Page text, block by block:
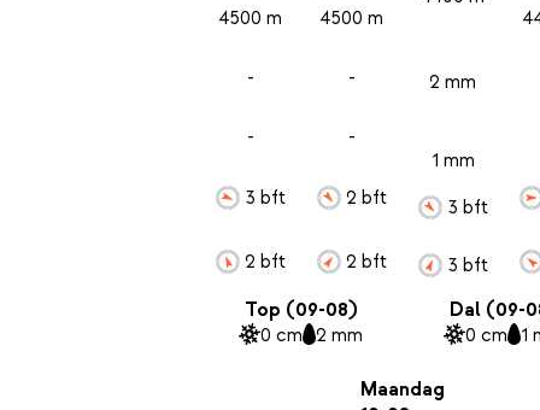
4500 m
-
-
3 bft
2 bft
4500 m
-
-
2 bft
2 bft
2 mm
1 mm
3 bft
3 bft
Top (09-08)
0 cm 2 mm
Dal (09-
0 cm 1
Maandag